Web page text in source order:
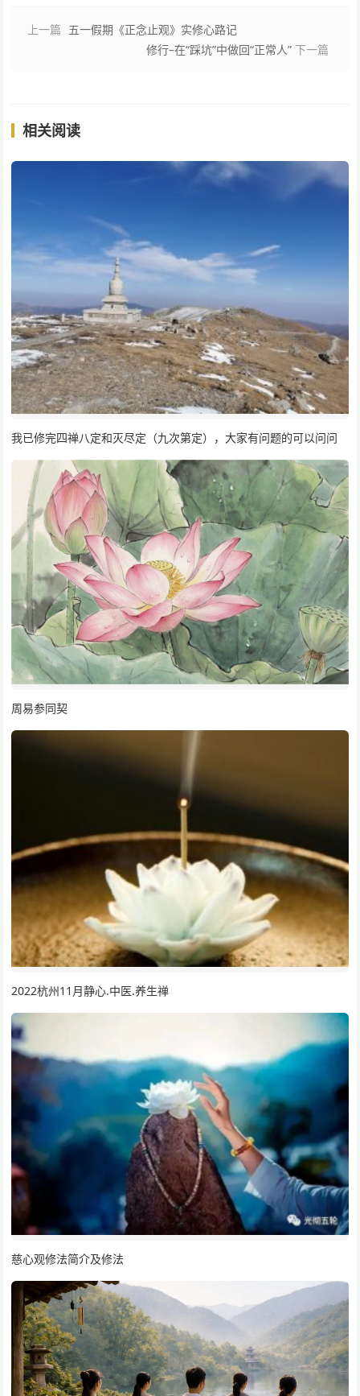
上一篇 五一假期《正念止观》实修心路记
修行–在“踩坑”中做回“正常人” 下一篇
相关阅读
我已修完四禅八定和灭尽定（九次第定），大家有问题的可以问问
周易参同契
2022杭州11月静心.中医.养生禅
慈心观修法简介及修法